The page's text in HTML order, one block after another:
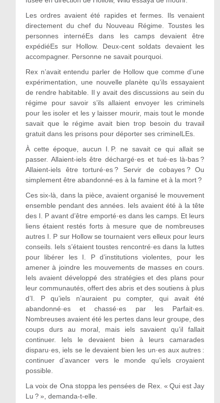
Les ordres avaient été rapides et fermes. Ils venaient
directement du chef du Nouveau Régime. Toustes les
personnes internéEs dans les camps devaient être
expédiéEs sur Hollow. Deux-cent soldats devaient les
accompagner. Personne ne savait pourquoi.
Rex n’avait entendu parler de Hollow que comme d’une
expérimentation, une nouvelle planète qu’ils essayaient
de rendre habitable. Il y avait des discussions au sein du
régime pour savoir s’ils allaient envoyer les criminels
pour les isoler et les y laisser mourir, mais tout le monde
savait que le régime avait bien trop besoin du travail
gratuit dans les prisons pour déporter ses criminelLEs.
À cette époque, aucun I. P. ne savait ce qui allait se
passer. Allaient-iels être déchargé·es et tué·es là-bas ?
Allaient-iels être torturé·es ? Servir de cobayes ? Ou
simplement être abandonné·es à la famine et à la mort ?
Ces six-là, dans la pièce, avaient organisé le mouvement
ensemble pendant des années. Iels avaient été à la tête
des I. P avant d’être emporté·es dans les camps. Et leurs
liens étaient restés forts à mesure que de nombreuses
autres I. P sur Hollow se tournaient vers elleux pour leurs
conseils. Iels s’étaient toustes rencontré·es dans la luttes
pour libérer les I. P d’institutions violentes, pour les
amener à joindre les mouvements de masses en cours.
Iels avaient développé des stratégies et des plans pour
leur communautés, offert des abris et des soutiens à plus
d’I. P qu’iels n’auraient pu compter, qui avait été
abandonné·es et chassé·es par les Parfait·es.
Nombreuses avaient été les pertes dans leur groupe, des
coups durs au moral, mais iels savaient qu’il fallait
continuer. Iels le devaient bien à leurs camarades
disparu·es, iels se le devaient bien les un·es aux autres :
continuer d’avancer vers le monde qu’iels croyaient
possible.
La voix de Ona stoppa les pensées de Rex. « Qui est Jay
Lu ? », demanda-t-elle.